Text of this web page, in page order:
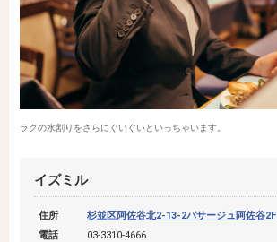
ラクの水割りをさらにぐいぐいといっちゃいます。
イズミル
住所
杉並区阿佐谷北2-13-2パサージュ阿佐谷2F
電話
03-3310-4666